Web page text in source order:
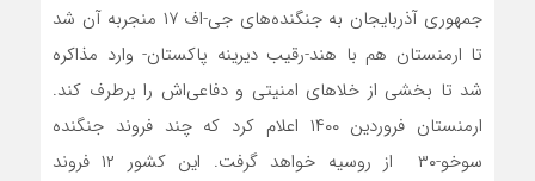
جمهوری آذربایجان به جنگنده‌های جی-‌اف ۱۷ منجربه آن شد
تا ارمنستان هم با هند-رقیب دیرینه پاکستان- وارد مذاکره
شد تا بخشی از خلاهای امنیتی و دفاعی‌اش را برطرف کند.
ارمنستان فروردین ۱۴۰۰ اعلام کرد که چند فروند جنگنده
سوخو-۳۰ از روسیه خواهد گرفت. این کشور ۱۲ فروند